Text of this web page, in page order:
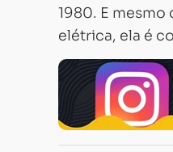
1980. E
elétrica, ela é